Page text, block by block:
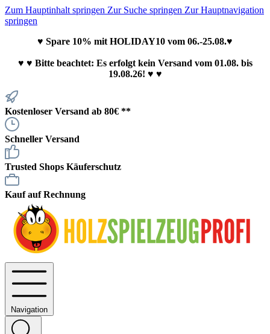
Zum Hauptinhalt springen Zur Suche springen Zur Hauptnavigation
springen
♥ Spare 10% mit HOLIDAY10 vom 06.-25.08.♥
♥ ♥ Bitte beachtet: Es erfolgt kein Versand vom 01.08. bis
19.08.26! ♥ ♥
Kostenloser Versand ab 80€ **
Schneller Versand
Trusted Shops Käuferschutz
Kauf auf Rechnung
Navigation